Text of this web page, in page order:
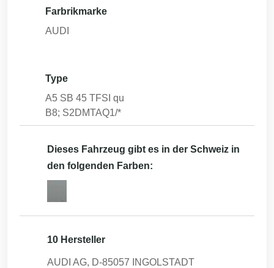
Farbrikmarke
AUDI
Type
A5 SB 45 TFSI qu
B8; S2DMTAQ1/*
Dieses Fahrzeug gibt es in der Schweiz in
den folgenden Farben:
10 Hersteller
AUDI AG, D-85057 INGOLSTADT